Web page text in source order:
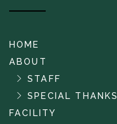
HOME
ABOUT
STAFF
SPECIAL THANKS
FACILITY